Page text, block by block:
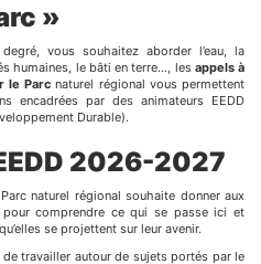
»
vous souhaitez aborder l’eau, la
humaines, le bâti en terre…, les appels à
le Parc naturel régional vous permettent
encadrées par des animateurs EEDD
Durable).
2026-2027
naturel régional souhaite donner aux
pour comprendre ce qui se passe ici et
se projettent sur leur avenir.
travailler autour de sujets portés par le